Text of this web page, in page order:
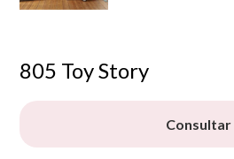
805 Toy Story
Consultar